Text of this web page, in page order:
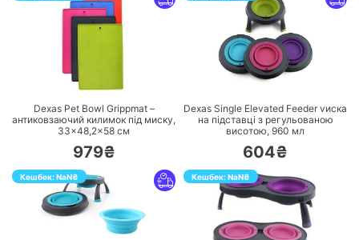
ПЕРЕЙТИ
Dexas Pet Bowl Grippmat –
антиковзаючий килимок під миску,
33×48,2×58 см
979₴
ПЕРЕЙТИ
Dexas Single Elevated Feeder vиска
на підставці з регульованою
висотою, 960 мл
604₴
Кешбек:NaN₴ Кешбек:NaN₴